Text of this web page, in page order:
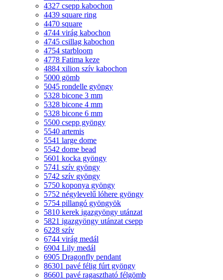
4327 csepp kabochon
4439 square ring
4470 square
4744 virág kabochon
4745 csillag kabochon
4754 starbloom
4778 Fatima keze
4884 xilion szív kabochon
5000 gömb
5045 rondelle gyöngy
5328 bicone 3 mm
5328 bicone 4 mm
5328 bicone 6 mm
5500 csepp gyöngy
5540 artemis
5541 large dome
5542 dome bead
5601 kocka gyöngy
5741 szív gyöngy
5742 szív gyöngy
5750 koponya gyöngy
5752 négylevelű lóhere gyöngy
5754 pillangó gyöngyök
5810 kerek igazgyöngy utánzat
5821 igazgyöngy utánzat csepp
6228 szív
6744 virág medál
6904 Lily medál
6905 Dragonfly pendant
86301 pavé félig fúrt gyöngy
86601 pavé ragasztható félgömb